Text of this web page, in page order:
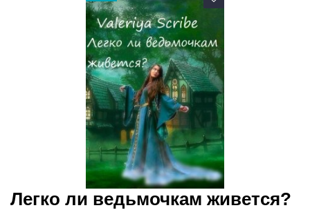
Легко ли ведьмочкам живется?